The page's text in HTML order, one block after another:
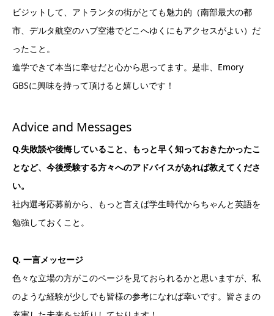
ビジットして、アトランタの街がとても魅力的（南部最大の都
市、デルタ航空のハブ空港でどこへゆくにもアクセスがよい）だ
ったこと。
進学できて本当に幸せだと心から思ってます。是非、Emory
GBSに興味を持って頂けると嬉しいです！
Advice and Messages
Q.失敗談や後悔していること、もっと早く知っておきたかったこ
となど、今後受験する方々へのアドバイスがあれば教えてくださ
い。
社内選考応募前から、もっと言えば学生時代からちゃんと英語を
勉強しておくこと。
Q. 一言メッセージ
色々な立場の方がこのページを見ておられるかと思いますが、私
のような経験が少しでも皆様の参考になれば幸いです。皆さまの